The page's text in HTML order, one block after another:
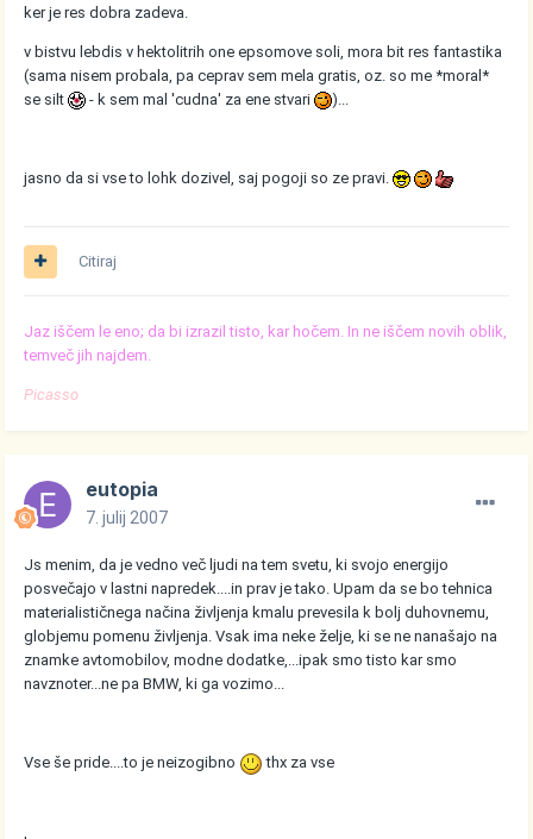
ker je res dobra zadeva.
v bistvu lebdis v hektolitrih one epsomove soli, mora bit res fantastika
(sama nisem probala, pa ceprav sem mela gratis, oz. so me *moral*
se silt
- k sem mal 'cudna' za ene stvari )...
jasno da si vse to lohk dozivel, saj pogoji so ze pravi.
Citiraj
Jaz iščem le eno; da bi izrazil tisto, kar hočem. In ne iščem novih oblik,
temveč jih najdem.
Picasso
eutopia
7. julij 2007
Js menim, da je vedno več ljudi na tem svetu, ki svojo energijo
posvečajo v lastni napredek....in prav je tako. Upam da se bo tehnica
materialističnega načina življenja kmalu prevesila k bolj duhovnemu,
globjemu pomenu življenja. Vsak ima neke želje, ki se ne nanašajo na
znamke avtomobilov, modne dodatke,...ipak smo tisto kar smo
navznoter...ne pa BMW, ki ga vozimo...
Vse še pride....to je neizogibno thx za vse